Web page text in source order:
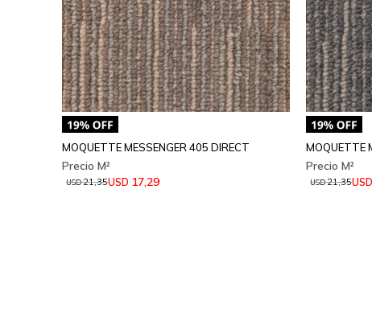
MOQUETTE MESSENGER 405 DIRECT
USD 17,29
USD21,35
MOQUETTE
USD
USD21,35